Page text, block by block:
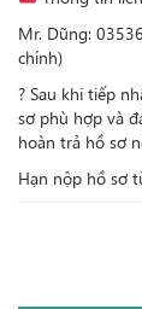
Mr. Dũng:
chính)
? Sau khi tiếp
sơ phù hợp và
hoàn trả hồ sơ
Hạn nộp hồ sơ